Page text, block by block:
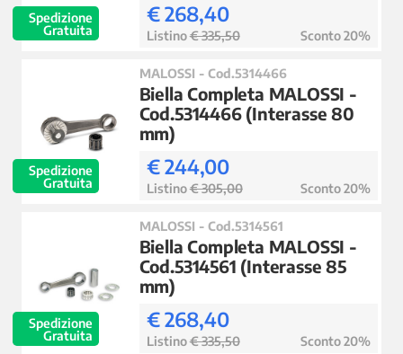
Spedizione
Gratuita
€ 268,40
Listino€ 335,50 Sconto 20%
Spedizione
Gratuita
MALOSSI - Cod.5314466
Biella Completa MALOSSI -
Cod.5314466 (Interasse 80
mm)
€ 244,00
Listino€ 305,00 Sconto 20%
Spedizione
Gratuita
MALOSSI - Cod.5314561
Biella Completa MALOSSI -
Cod.5314561 (Interasse 85
mm)
€ 268,40
Listino€ 335,50 Sconto 20%